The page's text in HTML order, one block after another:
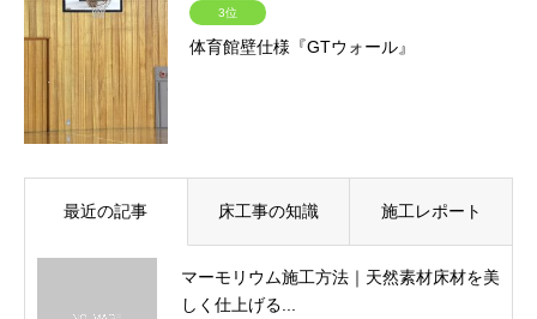
3位
体育館壁仕様『GTウォール』
最近の記事 床工事の知識 施工レポート
マーモリウム施工方法｜天然素材床材を美
しく仕上げる...